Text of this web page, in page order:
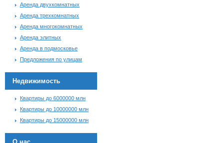
Аренда двухкомнатных
Аренда трехкомнатных
Аренда многокомнатных
Аренда элитных
Аренда в подмосковье
Предложения по улицам
Недвижимость
Квартиры до 6000000 млн
Квартиры до 10000000 млн
Квартиры до 15000000 млн